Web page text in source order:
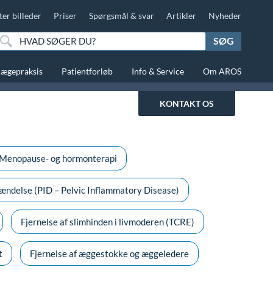
billeder Priser Spørgsmål & svar Artikler Nyheder
SØG
Patientforløb Info & Service Om AROS
KONTAKT OS
og hormonterapi
(PID – Pelvic Inflammatory Disease)
Fjernelse af slimhinden i livmoderen (TCRE)
Fjernelse af æggestokke og æggeledere